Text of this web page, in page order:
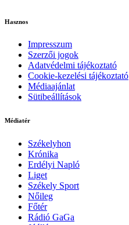
Hasznos
Impresszum
Szerzői jogok
Adatvédelmi tájékoztató
Cookie-kezelési tájékoztató
Médiaajánlat
Sütibeállítások
Médiatér
Székelyhon
Krónika
Erdélyi Napló
Liget
Székely Sport
Nőileg
Főtér
Rádió GaGa